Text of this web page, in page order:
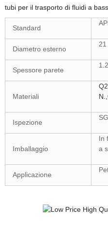
tubi per il trasporto di fluidi a
Standard
Diametro esterno
21
Spessore parete
Materiali
Ispezione
Imballaggio
In
a
Applicazione